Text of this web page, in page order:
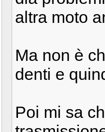
altra moto
Ma non è
denti e
Poi mi sa